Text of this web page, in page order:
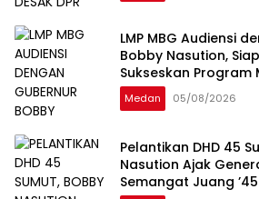
LMP MBG Audiensi
Bobby Nasution,
Sukseskan Program
di Sumatera Utara
Medan 05/08/2026
Pelantikan DHD 45 Sumut,
Nasution Ajak
Semangat Juang ’45